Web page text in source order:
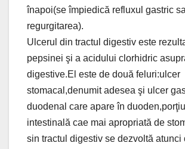
înapoi(se împiedică refluxul gastric
regurgitarea).
Ulcerul din tractul digestiv este
pepsinei şi a acidului clorhidric
digestive.El este de două feluri:ulcer
stomacal,denumit adesea şi ulcer
duodenal care apare în
intestinală cae mai apropriată de
sin tractul digestiv se dezvoltă atunci